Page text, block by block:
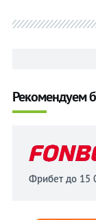
Рекомендуем
Фрибет до 15